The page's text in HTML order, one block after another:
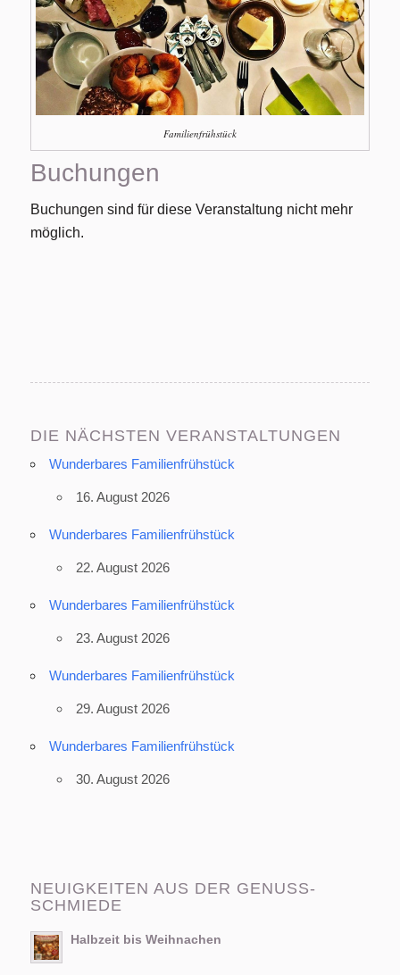
Familienfrühstück
Buchungen
Buchungen sind für diese Veranstaltung nicht mehr
möglich.
DIE NÄCHSTEN VERANSTALTUNGEN
Wunderbares Familienfrühstück
16. August 2026
Wunderbares Familienfrühstück
22. August 2026
Wunderbares Familienfrühstück
23. August 2026
Wunderbares Familienfrühstück
29. August 2026
Wunderbares Familienfrühstück
30. August 2026
NEUIGKEITEN AUS DER GENUSS-
SCHMIEDE
Halbzeit bis Weihnachen